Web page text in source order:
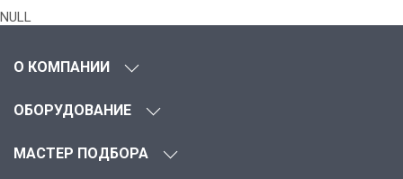
NULL
О КОМПАНИИ
ОБОРУДОВАНИЕ
МАСТЕР ПОДБОРА